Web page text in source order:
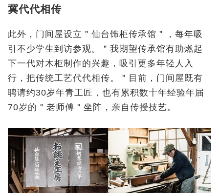
冀代代相传
此外，门间屋设立＂仙台饰柜传承馆＂，每年吸
引不少学生到访参观。＂我期望传承馆有助燃起
下一代对木柜制作的兴趣，吸引更多年轻人入
行，把传统工艺代代相传。＂目前，门间屋既有
聘请约30岁年青工匠，也有累积数十年经验年届
70岁的＂老师傅＂坐阵，亲自传授技艺。